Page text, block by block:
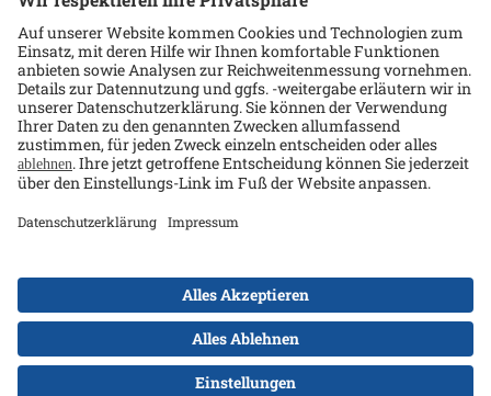
Shop-Service
Informationen
Ansprechpartner
Kontakt
Alle Preise exkl. gesetzl. Mehrwertsteuer zzgl.
Versandkostenund ggf. Nachnahmegebühren, wenn
nicht anders angegeben.